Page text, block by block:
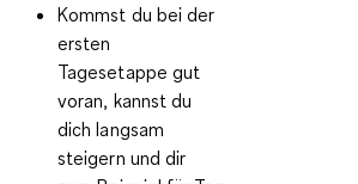
Kommst du bei der
ersten
Tagesetappe gut
voran, kannst du
dich langsam
steigern und dir